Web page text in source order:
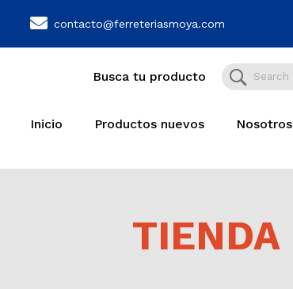
contacto@ferreteriasmoya.com
Busca tu producto
Inicio Productos nuevos Nosotros
TIENDA